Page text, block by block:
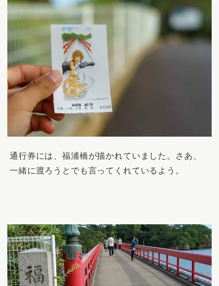
通行券には、福浦橋が描かれていました。さあ、
一緒に渡ろうとでも言ってくれているよう。